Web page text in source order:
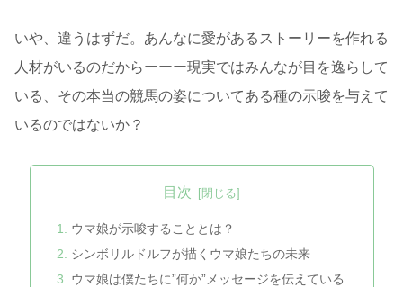
いや、違うはずだ。あんなに愛があるストーリーを作れる
人材がいるのだからーーー現実ではみんなが目を逸らして
いる、その本当の競馬の姿についてある種の示唆を与えて
いるのではないか？
目次
ウマ娘が示唆することとは？
シンボリルドルフが描くウマ娘たちの未来
ウマ娘は僕たちに”何か”メッセージを伝えている